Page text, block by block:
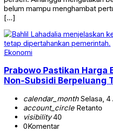
belum mampu menghambat
[…]
Ekonomi
Prabowo Pastikan Harga
Non-Subsidi Berpeluang
calendar_monthSelasa, 4
account_circleRetanto
visibility40
0Komentar